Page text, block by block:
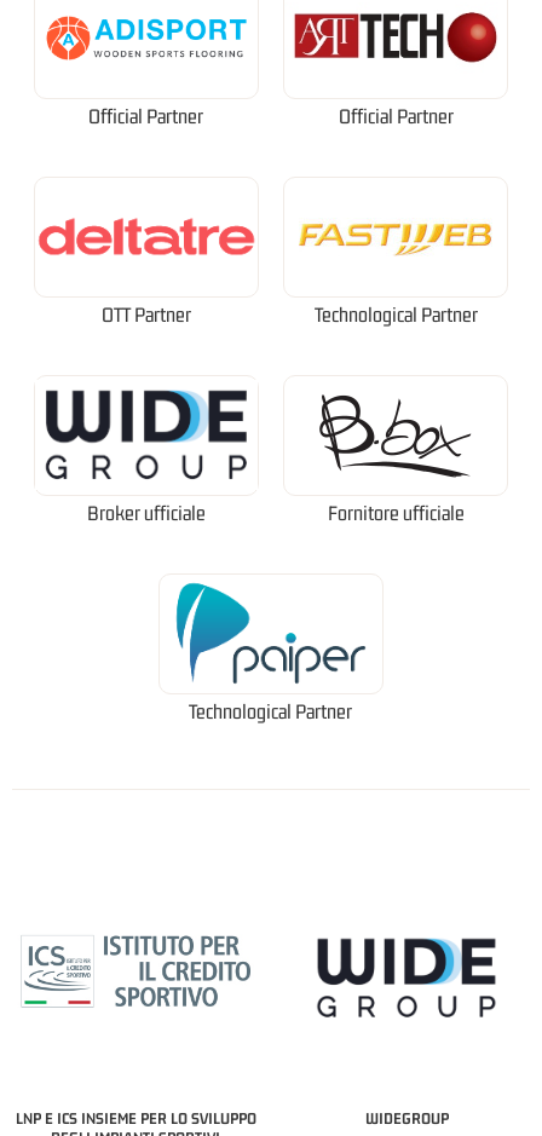
Official Partner Official Partner
OTT Partner Technological Partner
Broker ufficiale Fornitore ufficiale
Technological Partner
LNP E ICS INSIEME PER LO SVILUPPO
WIDEGROUP